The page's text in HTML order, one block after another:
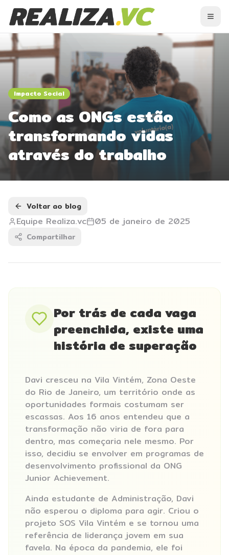
Menu
Impacto Social
Como as ONGs estão
transformando vidas
através do trabalho
Voltar ao blog
Equipe Realiza.vc 05 de janeiro de 2025
Compartilhar
Por trás de cada vaga
preenchida, existe uma
história de superação
Davi cresceu na Vila Vintém, Zona Oeste
do Rio de Janeiro, um território onde as
oportunidades formais costumam ser
escassas. Aos 16 anos entendeu que a
transformação não viria de fora para
dentro, mas começaria nele mesmo. Por
isso, decidiu se envolver em programas de
desenvolvimento profissional da ONG
Junior Achievement.
Ainda estudante de Administração, Davi
não esperou o diploma para agir. Criou o
projeto SOS Vila Vintém e se tornou uma
referência de liderança jovem em sua
favela. Na época da pandemia, ele foi